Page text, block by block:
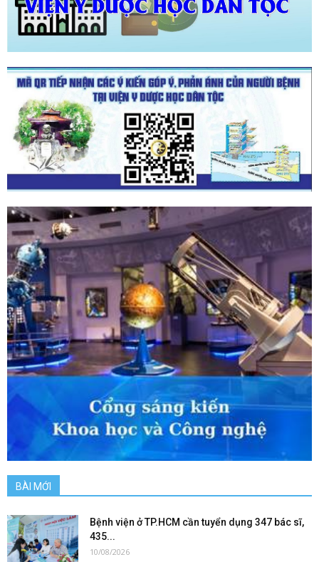
BÀI MỚI
Bệnh viện ở TP.HCM cần tuyển dụng 347 bác sĩ,
435...
10/08/2026